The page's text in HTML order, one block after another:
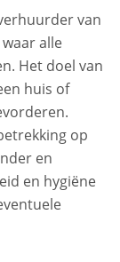
van
alle
Het doel van
huis of
op
en
en hygiëne